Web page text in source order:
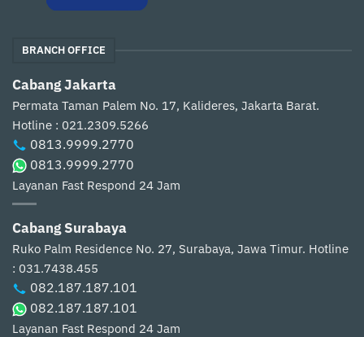
BRANCH OFFICE
Cabang Jakarta
Permata Taman Palem No. 17, Kalideres, Jakarta Barat.
Hotline : 021.2309.5266
0813.9999.2770
0813.9999.2770
Layanan Fast Respond 24 Jam
Cabang Surabaya
Ruko Palm Residence No. 27, Surabaya, Jawa Timur. Hotline
: 031.7438.455
082.187.187.101
082.187.187.101
Layanan Fast Respond 24 Jam